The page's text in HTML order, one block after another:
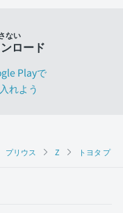
プリウス Z トヨタ プ
ない
ロード